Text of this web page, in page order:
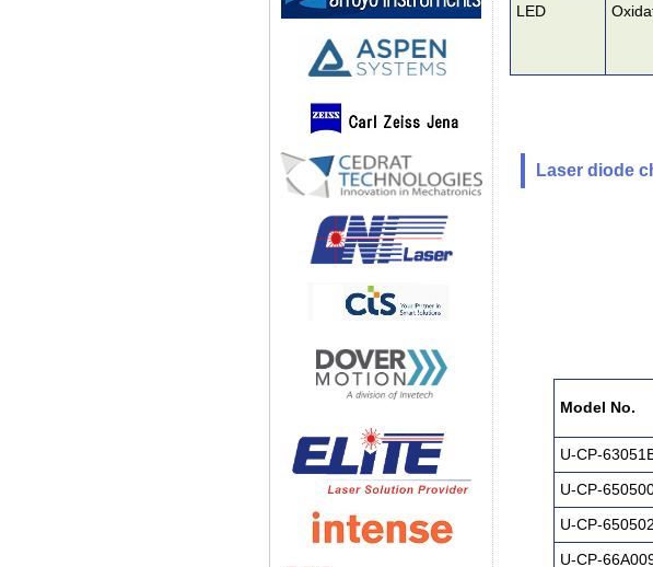
LED
Laser diode
Model No.
U-CP-
U-CP-
U-CP-
U-CP-